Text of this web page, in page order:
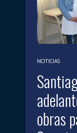
NOTICIAS
obras